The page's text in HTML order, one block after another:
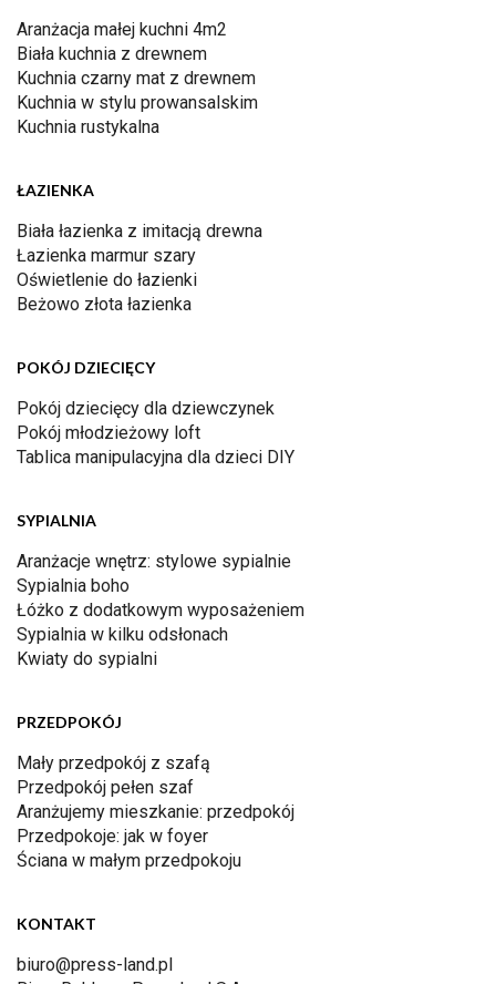
Aranżacja małej kuchni 4m2
Biała kuchnia z drewnem
Kuchnia czarny mat z drewnem
Kuchnia w stylu prowansalskim
Kuchnia rustykalna
ŁAZIENKA
Biała łazienka z imitacją drewna
Łazienka marmur szary
Oświetlenie do łazienki
Beżowo złota łazienka
POKÓJ DZIECIĘCY
Pokój dziecięcy dla dziewczynek
Pokój młodzieżowy loft
Tablica manipulacyjna dla dzieci DIY
SYPIALNIA
Aranżacje wnętrz: stylowe sypialnie
Sypialnia boho
Łóżko z dodatkowym wyposażeniem
Sypialnia w kilku odsłonach
Kwiaty do sypialni
PRZEDPOKÓJ
Mały przedpokój z szafą
Przedpokój pełen szaf
Aranżujemy mieszkanie: przedpokój
Przedpokoje: jak w foyer
Ściana w małym przedpokoju
KONTAKT
biuro@press-land.pl